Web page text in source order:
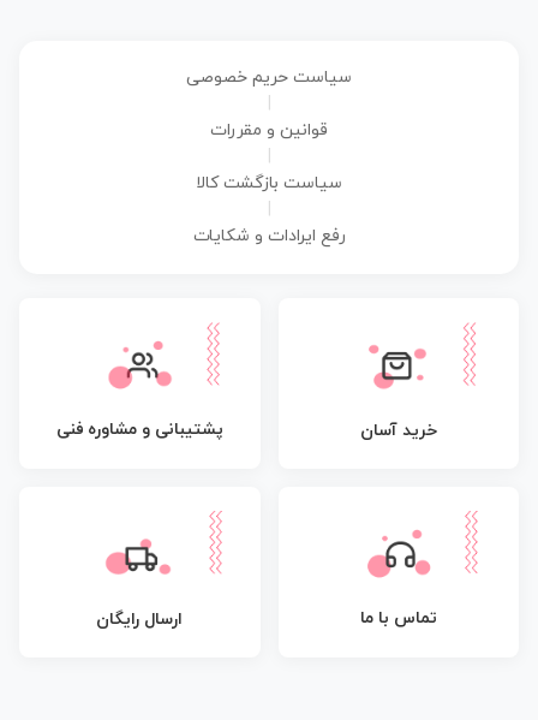
سیاست حریم خصوصی
قوانین و مقررات
سیاست بازگشت کالا
رفع ایرادات و شکایات
خرید آسان پشتیبانی و مشاوره فنی
تماس با ما ارسال رایگان